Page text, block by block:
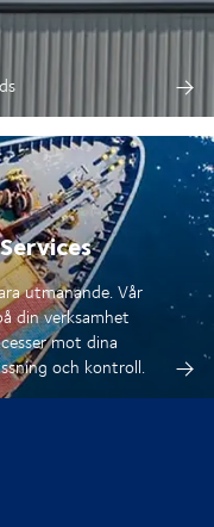
utmanande. Vår
din verksamhet
mot dina
och kontroll.